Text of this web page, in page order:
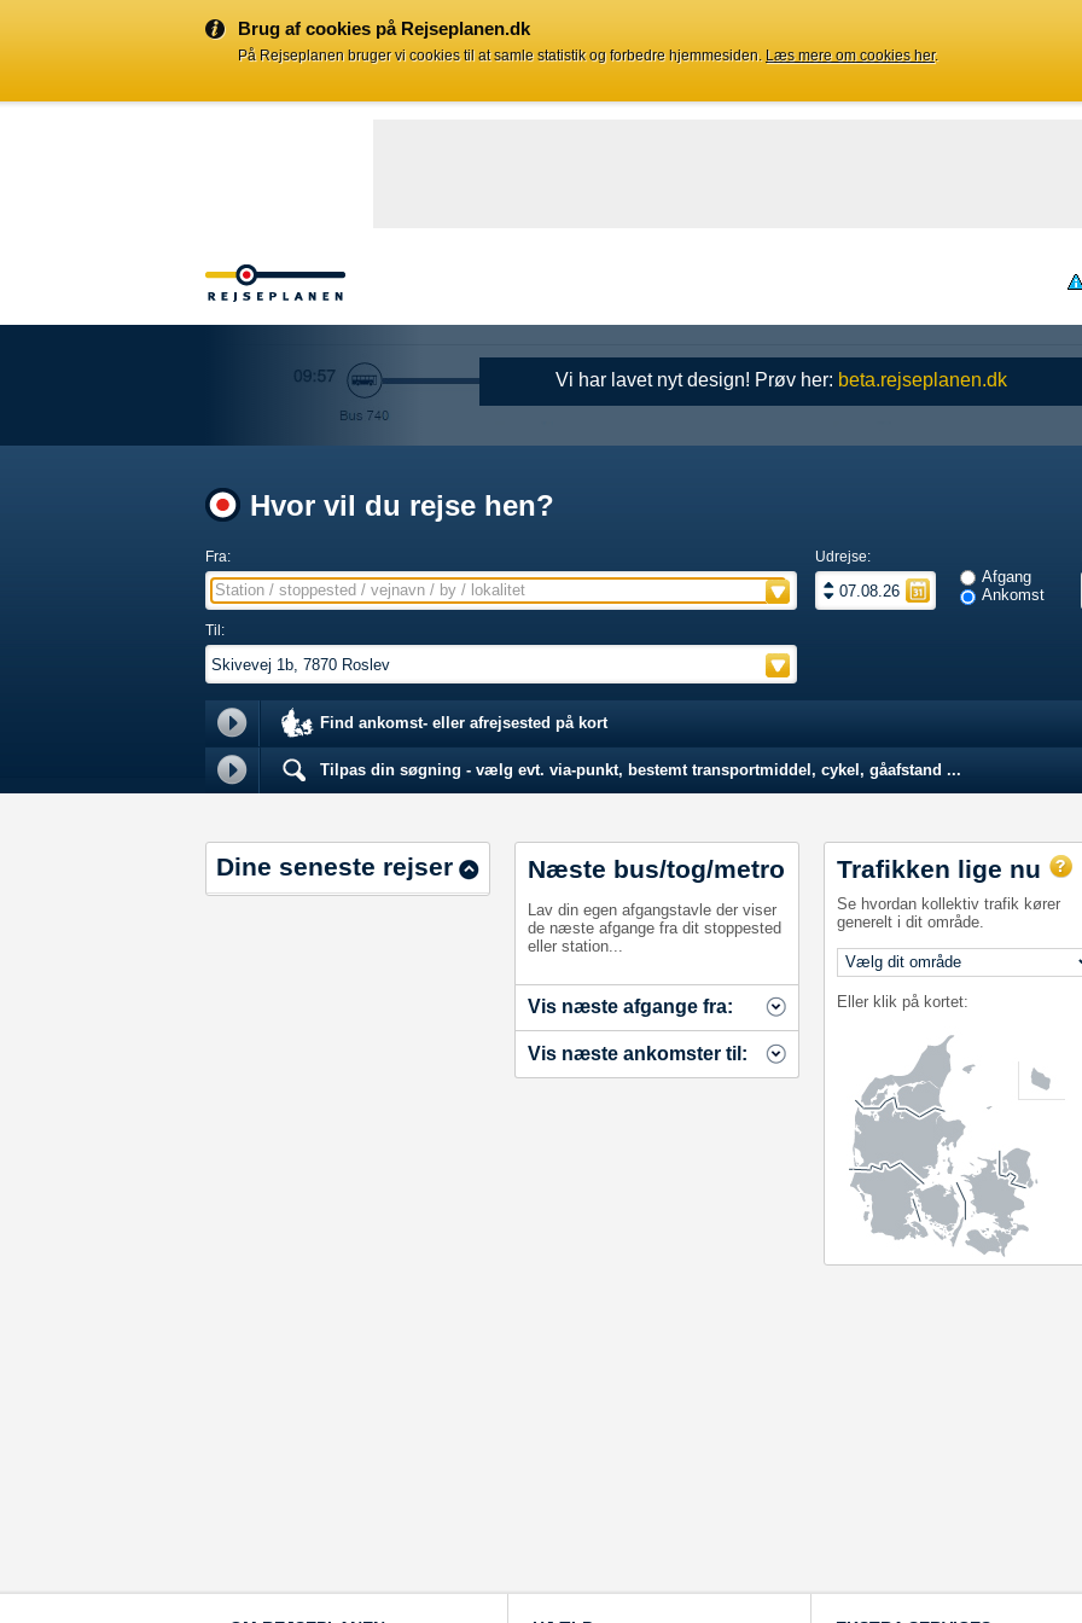
Brug af cookies på Rejseplanen.dk
På Rejseplanen bruger vi cookies til at samle statistik og forbedre hjemmesiden. Læs mere om cookies her.
Vi har lavet nyt design! Prøv her: beta.rejseplanen.dk
Hvor vil du rejse hen?
Fra:
Station / stoppested / vejnavn / by / lokalitet
Udrejse:
Afgang
Ankomst
Til:
Find ankomst- eller afrejsested på kort
Tilpas din søgning - vælg evt. via-punkt, bestemt transportmiddel, cykel, gåafstand ...
Dine seneste rejser Næste bus/tog/metro
Lav din egen afgangstavle der viser
de næste afgange fra dit stoppested
eller station...
Vis næste afgange fra:
Vis næste ankomster til:
Trafikken lige nu
Se hvordan kollektiv trafik kører
generelt i dit område.
Eller klik på kortet: